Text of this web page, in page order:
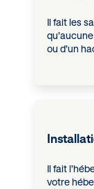
Il fait les
ou d’un
Il fait
votre